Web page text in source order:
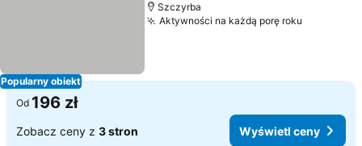
Popularny obiekt
Szczyrba
Aktywności na każdą porę roku
Od 196 zł
Zobacz ceny z 3 stron Wyświetl ceny